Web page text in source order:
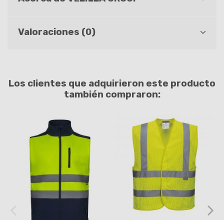
Valoraciones (0)
Los clientes que adquirieron este producto
también compraron: